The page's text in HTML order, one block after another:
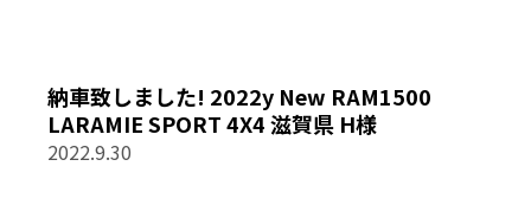
納車致しました! 2022y New RAM1500
LARAMIE SPORT 4X4 滋賀県 H様
2022.9.30